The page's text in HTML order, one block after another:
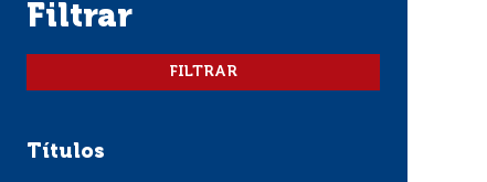
filtrar
Títulos